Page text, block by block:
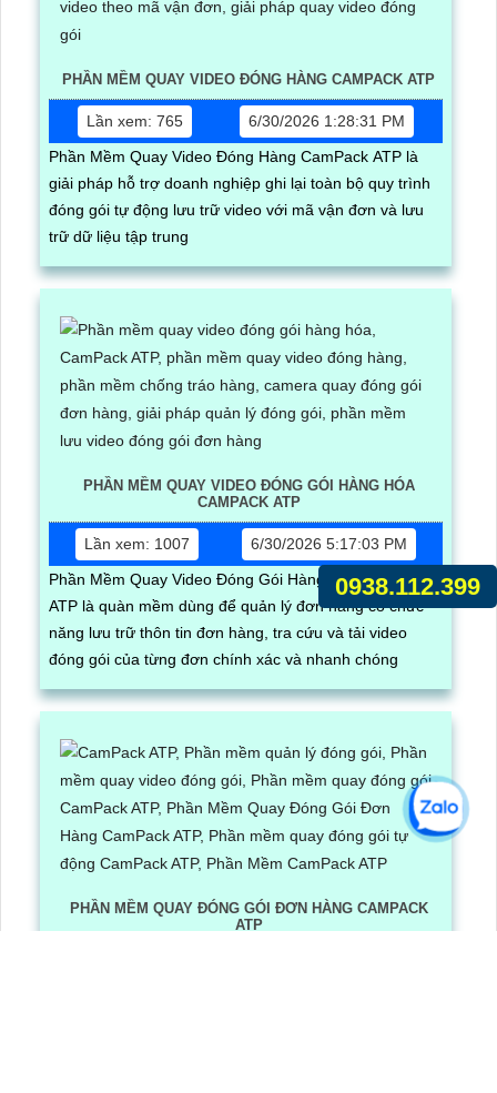
PHẦN MỀM QUAY VIDEO ĐÓNG HÀNG CAMPACK ATP
Lần xem: 765
6/30/2026 1:28:31 PM
Phần Mềm Quay Video Đóng Hàng CamPack ATP là
giải pháp hỗ trợ doanh nghiệp ghi lại toàn bộ quy trình
đóng gói tự động lưu trữ video với mã vận đơn và lưu
trữ dữ liệu tập trung
PHẦN MỀM QUAY VIDEO ĐÓNG GÓI HÀNG HÓA
CAMPACK ATP
Lần xem: 1007
6/30/2026 5:17:03 PM
Phần Mềm Quay Video Đóng Gói Hàng Hóa CamPack
ATP là quàn mềm dùng để quản lý đơn hàng có chức
năng lưu trữ thôn tin đơn hàng, tra cứu và tải video
đóng gói của từng đơn chính xác và nhanh chóng
PHẦN MỀM QUAY ĐÓNG GÓI ĐƠN HÀNG CAMPACK
ATP
0938.112.399